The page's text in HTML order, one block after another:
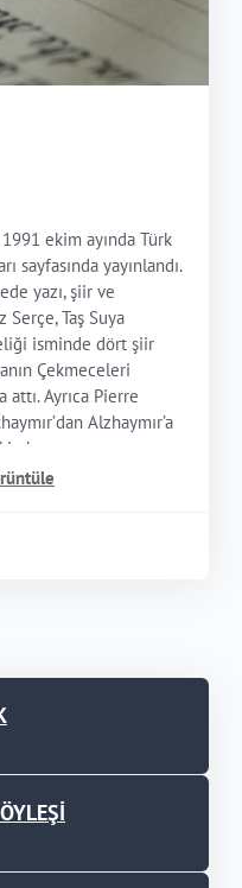
ekim ayında Türk
sayfasında yayınlandı.
yazı, şiir ve
Serçe, Taş Suya
isminde dört şiir
Çekmeceleri
Ayrıca Pierre
Alzhaymır’a
mevcut.